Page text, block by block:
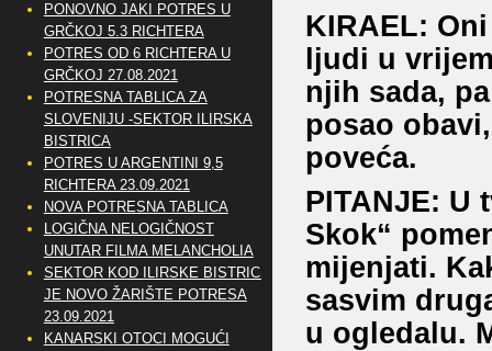
KIRAEL:
ljudi u
njih sada,
posao
poveća.
PITANJE:
Skok“
mijenjati.
sasvim
u ogledalu.
PONOVNO JAKI POTRES U
GRČKOJ 5.3 RICHTERA
POTRES OD 6 RICHTERA U
GRČKOJ 27.08.2021
POTRESNA TABLICA ZA
SLOVENIJU -SEKTOR ILIRSKA
BISTRICA
POTRES U ARGENTINI 9,5
RICHTERA 23.09.2021
NOVA POTRESNA TABLICA
LOGIČNA NELOGIČNOST
UNUTAR FILMA MELANCHOLIA
SEKTOR KOD ILIRSKE BISTRICE
JE NOVO ŽARIŠTE POTRESA
23.09.2021
KANARSKI OTOCI MOGUĆI